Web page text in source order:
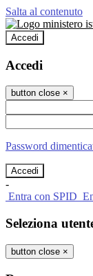
Salta al contenuto
Accedi
Accedi
button close ×
Password
-
Entra con SPID
Seleziona
button close ×